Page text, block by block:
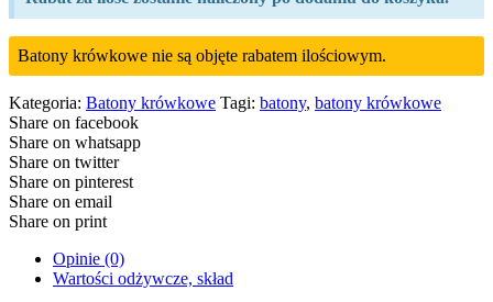
Batony krówkowe nie są objęte rabatem ilościowym.
Kategoria: Batony krówkowe Tagi: batony, batony krówkowe
Share on facebook
Share on whatsapp
Share on twitter
Share on pinterest
Share on email
Share on print
Opinie (0)
Wartości odżywcze, skład